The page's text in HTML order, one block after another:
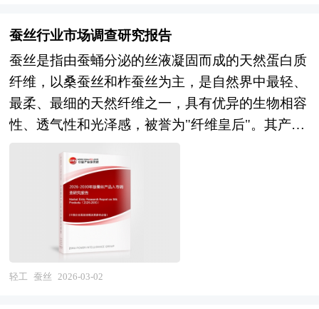
行具体调查、研究、分析，评估项目可行性、效果
效益程度，提出建设性意见建议对策等，为睡袋行
业投资决策者和主管机关审批的研究性报告。以阐
述对睡袋行业的理论认识为主要内容，重在研究睡
袋行业本质及规律性认识的研究。睡袋行业研究报
告持续提供高价值服务，是企业了解各行业当前最
新发展动向、把握市场机会、做出正确投资和明确
企业发展方向不可多得的精品资料。 本研究咨询
报告由中研普华咨询公司领衔撰写，在大量周密的
市场调研基础上，主要依据了国家统计局、国家商
务部、国家发改委、国家经济信息中心、国务院发
展研究中心、国家海关总署、全国商业信息中心、
中国经济景气监测中心、中国行业研究网、国内外
招商合作 2、用于国家发展和改革委立项 3、用于
银行贷款 4、用于境外投资项目核准 5、用于企业
上市的招股说明书 6、用于申请政府资金 可行性研
究报告是在制定某一建设或科研项目之前，对该项
目实施的可能性、有效性、技术方案及技术政策进
确定一个在技术上合理、经济上合算的最优方案和
最佳时机而写的书面报告。 可行性研究报告主要
内容是要求以全面、系统的分析为主要方法，经济
效益为核心，围绕影响项目的各种因素，运用大量
的数据资料论证拟建项目是否可行。对整个可行性
研究提出综合分析评价，指出优缺点和建议。为了
代深度绑定，其高端化、差异化水平直接关系到电
当前，我国玻纤布产业正处于产能优化与结构升级
并行的关键阶段，规模优势与高端突破同步推进。
在产业规模方面，我国已成为全球最大的玻纤及玻
纤布生产国，巨石、泰山、重庆国际等企业在池窑
产能和成本控制方面具有全球竞争力，电子玻纤布
产能持续扩张，但在高端电子玻纤布领域，日本日
东纺、台湾台玻等企业在低介电、超细纱、高平整
度等特种产品方面仍占据技术和市场份额优势；在
技术能力方面，国内企业在E玻纤、C玻纤等常规
电子纱和玻纤布领域实现大规模量产，部分企业突
破G75、G37等细纱织造技术，但在NE玻纤（低介
蚕丝行业市场调查研究报告
蚕丝是指由蚕蛹分泌的丝液凝固而成的天然蛋白质
纤维，以桑蚕丝和柞蚕丝为主，是自然界中最轻、
最柔、最细的天然纤维之一，具有优异的生物相容
性、透气性和光泽感，被誉为"纤维皇后"。其产业
范畴涵盖蚕桑种养、蚕茧收烘、缫丝加工、绢纺织
造、丝绸印染、成品制造（服装、家纺、饰品）及
蚕丝蛋白生物材料等深加工领域，涉及农业科学、
纺织工程、生物技术、材料化学等多学科交叉融
合，具有资源依赖性强、工艺传承悠久、产品附加
值高、文化内涵深厚的显著特征。作为中华文明的
重要物质载体与丝绸之路的历史见证，蚕丝产业不
轻工 蚕丝 2026-03-02